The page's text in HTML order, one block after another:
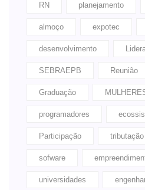
RN planejamento
almoço expotec
desenvolvimento
SEBRAEPB Reunião
Graduação
programadores
Participação tributação
sofware
universidades